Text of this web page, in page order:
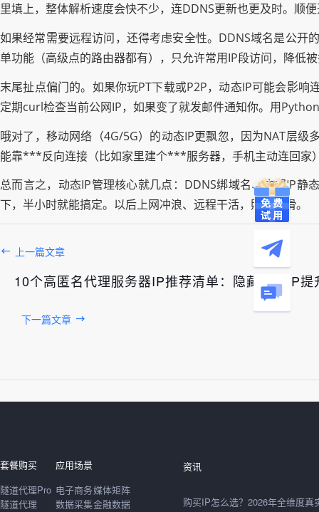
里填上，整体解析速度会快不少，连DDNS更新也更及时。顺
如果经常需要远程访问，还得考虑安全性。DDNS域名是公开
单功能（高级点的路由器都有），只允许常用IP段访问，降低
末尾扯点偏门的。如果你玩PT下载或P2P，动态IP可能会影
定期curl检查当前公网IP，如果变了就发邮件通知你。用
哦对了，移动网络（4G/5G）的动态IP更飘忽，因为NAT层级
能靠***反向连接（比如家里建个***服务器，手机主动连回家
总而言之，动态IP管理核心就几点：DDNS绑域名、内网IP
下，半小时就能搞定。以后上网冲浪、远程干活，照样丝滑。
上一篇文章
10个高匿名代理服务器IP推荐清单：隐藏真实IP提
下一篇文章
套餐购买
隧道代理Pro
隧道代理
应用场景
电子商务
数据采集
媒体矩阵
金融数据
资讯
发布于： 2026年08月06日